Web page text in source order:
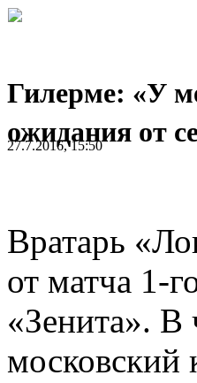
Гилерме: «У
ожидания от
27.7.2016, 15:50
Вратарь
от матча 1-
«Зенита». В
московский